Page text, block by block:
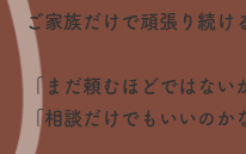
ご家族だけで頑張り続け
「まだ頼むほどではない
「相談だけでもいいのか